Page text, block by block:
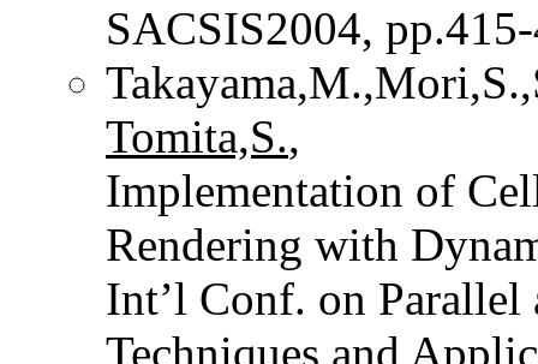
SACSIS2004,
Tomita,S.,
Implementation of
Rendering with
Int’l Conf. on Parallel
Techniques and